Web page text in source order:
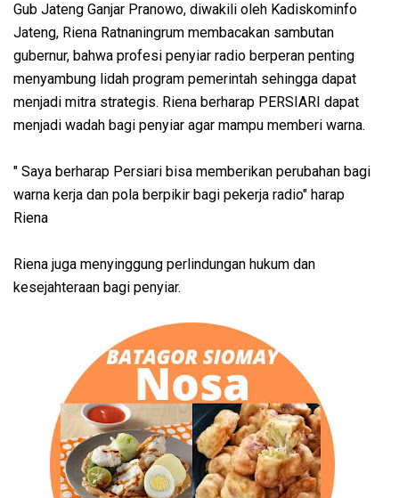
Gub Jateng Ganjar Pranowo, diwakili oleh Kadiskominfo
Jateng, Riena Ratnaningrum membacakan sambutan
gubernur, bahwa profesi penyiar radio berperan penting
menyambung lidah program pemerintah sehingga dapat
menjadi mitra strategis. Riena berharap PERSIARI dapat
menjadi wadah bagi penyiar agar mampu memberi warna.
" Saya berharap Persiari bisa memberikan perubahan bagi
warna kerja dan pola berpikir bagi pekerja radio" harap
Riena
Riena juga menyinggung perlindungan hukum dan
kesejahteraan bagi penyiar.